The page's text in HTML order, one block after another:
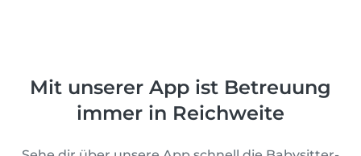
Mit unserer App ist Betreuung
immer in Reichweite